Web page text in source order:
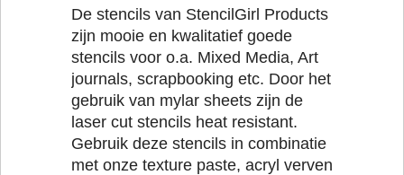
De stencils van StencilGirl Products
zijn mooie en kwalitatief goede
stencils voor o.a. Mixed Media, Art
journals, scrapbooking etc. Door het
gebruik van mylar sheets zijn de
laser cut stencils heat resistant.
Gebruik deze stencils in combinatie
met onze texture paste, acryl verven